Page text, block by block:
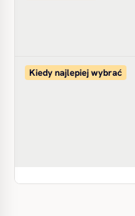
Kiedy najlepiej wybrać